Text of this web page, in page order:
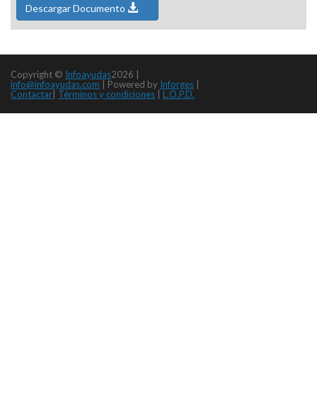
Descargar Documento
Copyright © Infoayudas2026 |
info@infoayudas.com
Powered by Inforges
Contactar Términos y condiciones L.O.P.D.